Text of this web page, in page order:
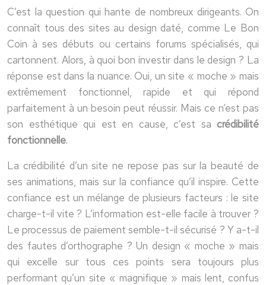
C’est la question qui hante de nombreux dirigeants. On
connaît tous des sites au design daté, comme Le Bon
Coin à ses débuts ou certains forums spécialisés, qui
cartonnent. Alors, à quoi bon investir dans le design ? La
réponse est dans la nuance. Oui, un site « moche » mais
extrêmement fonctionnel, rapide et qui répond
parfaitement à un besoin peut réussir. Mais ce n’est pas
son esthétique qui est en cause, c’est sa crédibilité
fonctionnelle.
La crédibilité d’un site ne repose pas sur la beauté de
ses animations, mais sur la confiance qu’il inspire. Cette
confiance est un mélange de plusieurs facteurs : le site
charge-t-il vite ? L’information est-elle facile à trouver ?
Le processus de paiement semble-t-il sécurisé ? Y a-t-il
des fautes d’orthographe ? Un design « moche » mais
qui excelle sur tous ces points sera toujours plus
performant qu’un site « magnifique » mais lent, confus